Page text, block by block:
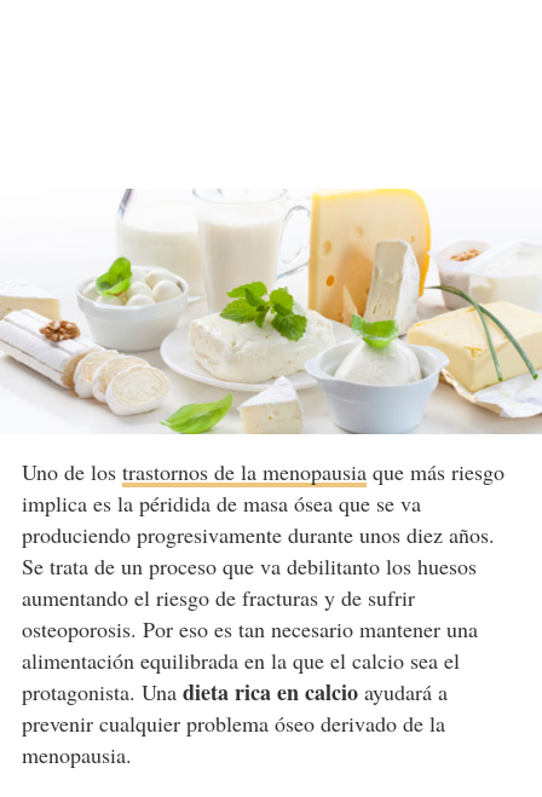
Uno de los trastornos de la menopausiaque más riesgo
implica es la péridida de masa ósea que se va
produciendo progresivamente durante unos diez años.
Se trata de un proceso que va debilitanto los huesos
aumentando el riesgo de fracturas y de sufrir
osteoporosis. Por eso es tan necesario mantener una
alimentación equilibrada en la que el calcio sea el
protagonista. Una dieta rica en calcioayudará a
prevenir cualquier problema óseo derivado de la
menopausia.